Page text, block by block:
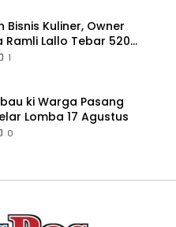
Bisnis Kuliner, Owner
Lallo Tebar 520
Gowa
1
ki Warga Pasang
Lomba 17 Agustus
0